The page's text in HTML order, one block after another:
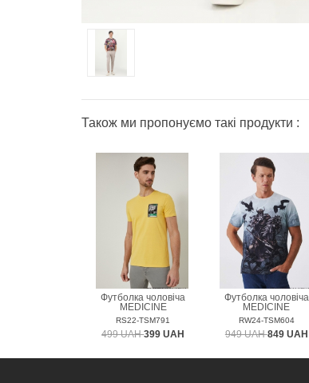
Також ми пропонуємо такі продукти :
Футболка чоловіча
MEDICINE
RS22-TSM791
499 UAH399 UAH
Футболка чоловіча
MEDICINE
RW24-TSM604
949 UAH849 UAH